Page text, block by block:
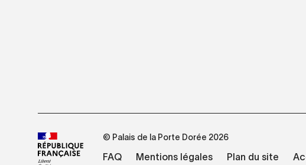
© Palais de la Porte Dorée 2026
FAQ Mentions légales Plan du site